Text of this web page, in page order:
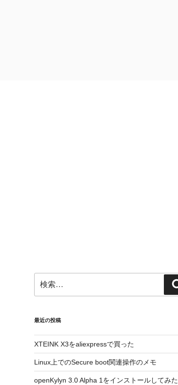
索:
最近の投稿
XTEINK X3をaliexpressで買った
Linux上でのSecure boot関連操作のメモ
openKylyn 3.0 Alpha 1をインストールしてみた